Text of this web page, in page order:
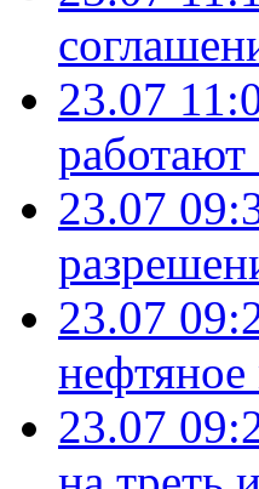
23.07
23.07
23.07
23.07